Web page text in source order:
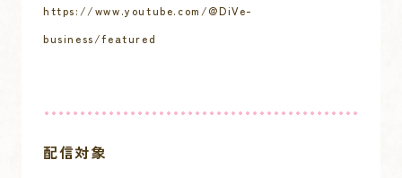
https://www.youtube.com/@DiVe-
business/featured
配信対象